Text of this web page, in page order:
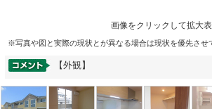
画像をクリックして拡大
※写真や図と実際の現状とが異なる場合は現状を優先させ
【外観】